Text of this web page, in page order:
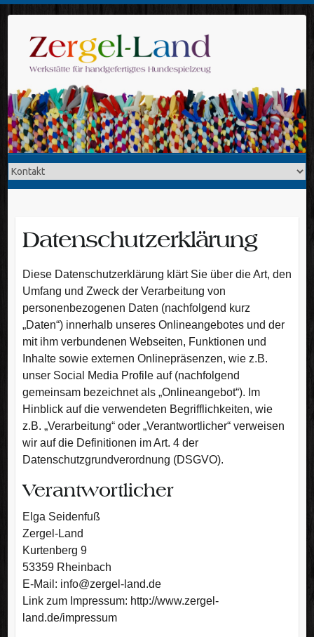
content
Datenschutzerklärung
Diese Datenschutzerklärung klärt Sie über die Art, den
Umfang und Zweck der Verarbeitung von
personenbezogenen Daten (nachfolgend kurz
„Daten“) innerhalb unseres Onlineangebotes und der
mit ihm verbundenen Webseiten, Funktionen und
Inhalte sowie externen Onlinepräsenzen, wie z.B.
unser Social Media Profile auf (nachfolgend
gemeinsam bezeichnet als „Onlineangebot“). Im
Hinblick auf die verwendeten Begrifflichkeiten, wie
z.B. „Verarbeitung“ oder „Verantwortlicher“ verweisen
wir auf die Definitionen im Art. 4 der
Datenschutzgrundverordnung (DSGVO).
Verantwortlicher
Elga Seidenfuß
Zergel-Land
Kurtenberg 9
53359 Rheinbach
E-Mail: info@zergel-land.de
Link zum Impressum: http://www.zergel-
land.de/impressum